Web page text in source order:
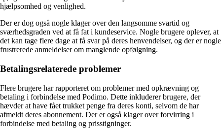
hjælpsomhed og venlighed.
Der er dog også nogle klager over den langsomme svartid og
sværhedsgraden ved at få fat i kundeservice. Nogle brugere oplever, at
det kan tage flere dage at få svar på deres henvendelser, og der er nogle
frustrerede anmeldelser om manglende opfølgning.
Betalingsrelaterede problemer
Flere brugere har rapporteret om problemer med opkrævning og
betaling i forbindelse med Podimo. Dette inkluderer brugere, der
hævder at have fået trukket penge fra deres konti, selvom de har
afmeldt deres abonnement. Der er også klager over forvirring i
forbindelse med betaling og prisstigninger.